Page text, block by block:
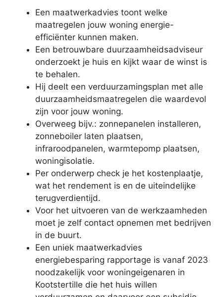
Een maatwerkadvies toont welke
maatregelen jouw woning energie-
efficiënter kunnen maken.
Een betrouwbare duurzaamheidsadviseur
onderzoekt je huis en kijkt waar de winst is
te behalen.
Hij deelt een verduurzamingsplan met alle
duurzaamheidsmaatregelen die waardevol
zijn voor jouw woning.
Overweeg bijv.: zonnepanelen installeren,
zonneboiler laten plaatsen,
infraroodpanelen, warmtepomp plaatsen,
woningisolatie.
Per onderwerp check je het kostenplaatje,
wat het rendement is en de uiteindelijke
terugverdientijd.
Voor het uitvoeren van de werkzaamheden
moet je zelf contact opnemen met bedrijven
in de buurt.
Een uniek maatwerkadvies
energiebesparing rapportage is vanaf 2023
noodzakelijk voor woningeigenaren in
Kootstertille die het huis willen